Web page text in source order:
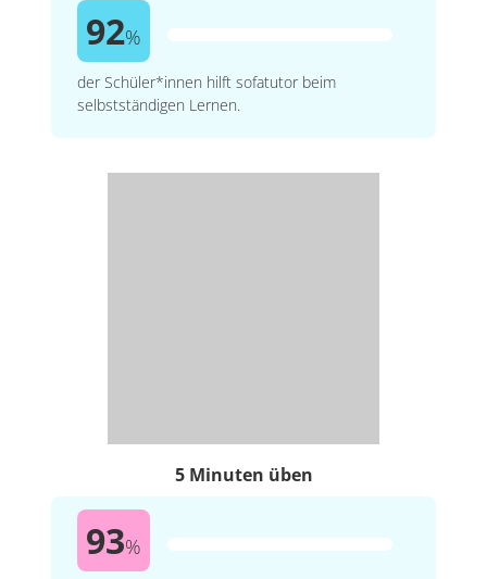
92%
der Schüler*innen hilft sofatutor beim
selbstständigen Lernen.
5 Minuten üben
93%